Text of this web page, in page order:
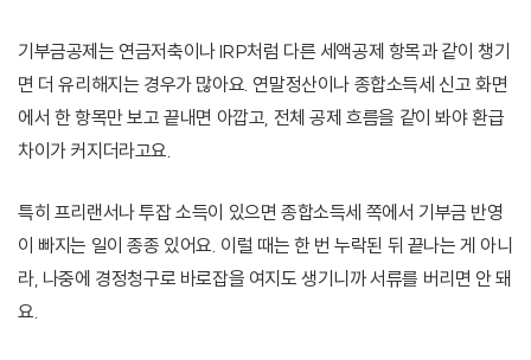
기부금공제는 연금저축이나 IRP처럼 다른 세액공제 항목과 같이 챙기
면 더 유리해지는 경우가 많아요. 연말정산이나 종합소득세 신고 화면
에서 한 항목만 보고 끝내면 아깝고, 전체 공제 흐름을 같이 봐야 환급
차이가 커지더라고요.
특히 프리랜서나 투잡 소득이 있으면 종합소득세 쪽에서 기부금 반영
이 빠지는 일이 종종 있어요. 이럴 때는 한 번 누락된 뒤 끝나는 게 아니
라, 나중에 경정청구로 바로잡을 여지도 생기니까 서류를 버리면 안 돼
요.